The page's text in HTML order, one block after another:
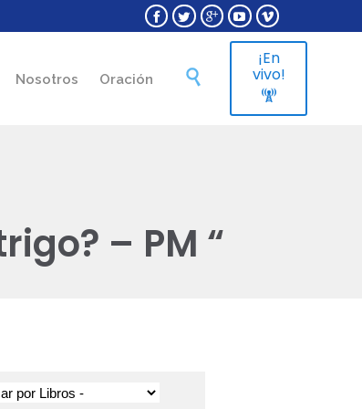
    
Skip
Nosotros Oración 
¡En
vivo!

– PM “